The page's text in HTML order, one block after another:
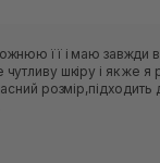
її і маю завжди в
шкіру і як же я